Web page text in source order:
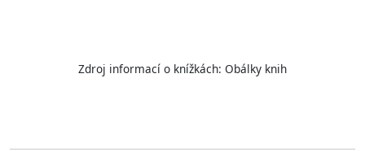
Zdroj informací o knížkách: Obálky knih